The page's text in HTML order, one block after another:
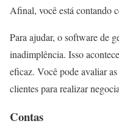
Afinal, você está contando
Para ajudar, o software de
inadimplência. Isso
eficaz. Você pode avaliar
clientes para realizar
Contas